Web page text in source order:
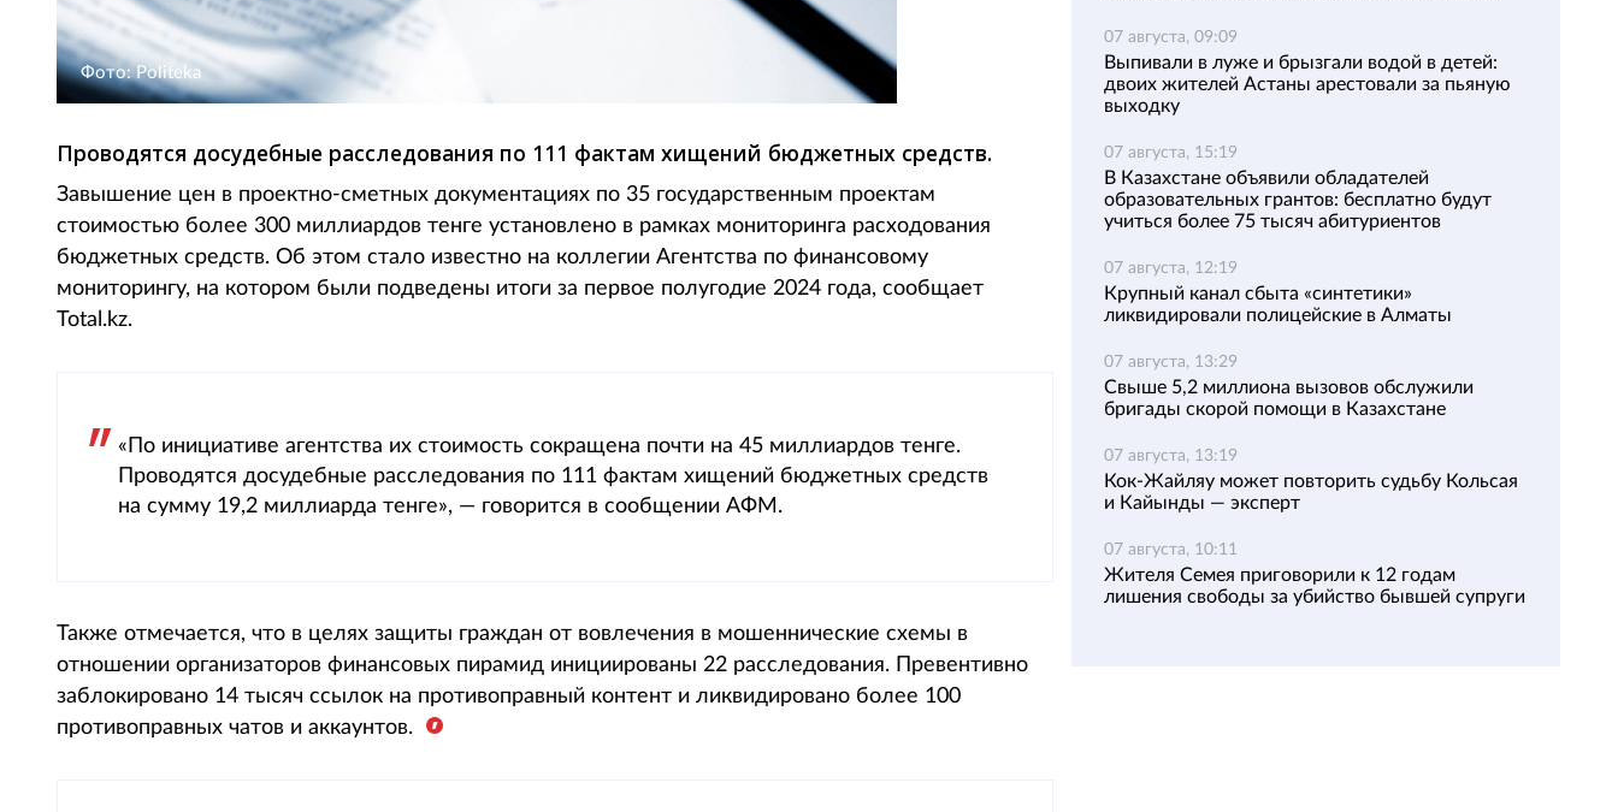
Фото: Politeka
Проводятся досудебные расследования по 111 фактам хищений бюджетных средств.
Завышение цен в проектно-сметных документациях по 35 государственным проектам
стоимостью более 300 миллиардов тенге установлено в рамках мониторинга расходования
бюджетных средств. Об этом стало известно на коллегии Агентства по финансовому
мониторингу, на котором были подведены итоги за первое полугодие 2024 года, сообщает
Total.kz.
«По инициативе агентства их стоимость сокращена почти на 45 миллиардов тенге.
Проводятся досудебные расследования по 111 фактам хищений бюджетных средств
на сумму 19,2 миллиарда тенге», — говорится в сообщении АФМ.
Также отмечается, что в целях защиты граждан от вовлечения в мошеннические схемы в
отношении организаторов финансовых пирамид инициированы 22 расследования. Превентивно
заблокировано 14 тысяч ссылок на противоправный контент и ликвидировано более 100
противоправных чатов и аккаунтов.
07 августа, 09:09
Выпивали в луже и брызгали водой в детей:
двоих жителей Астаны арестовали за пьяную
выходку
07 августа, 15:19
В Казахстане объявили обладателей
образовательных грантов: бесплатно будут
учиться более 75 тысяч абитуриентов
07 августа, 12:19
Крупный канал сбыта «синтетики»
ликвидировали полицейские в Алматы
07 августа, 13:29
Свыше 5,2 миллиона вызовов обслужили
бригады скорой помощи в Казахстане
07 августа, 13:19
Кок-Жайляу может повторить судьбу Кольсая
и Кайынды — эксперт
07 августа, 10:11
Жителя Семея приговорили к 12 годам
лишения свободы за убийство бывшей супруги